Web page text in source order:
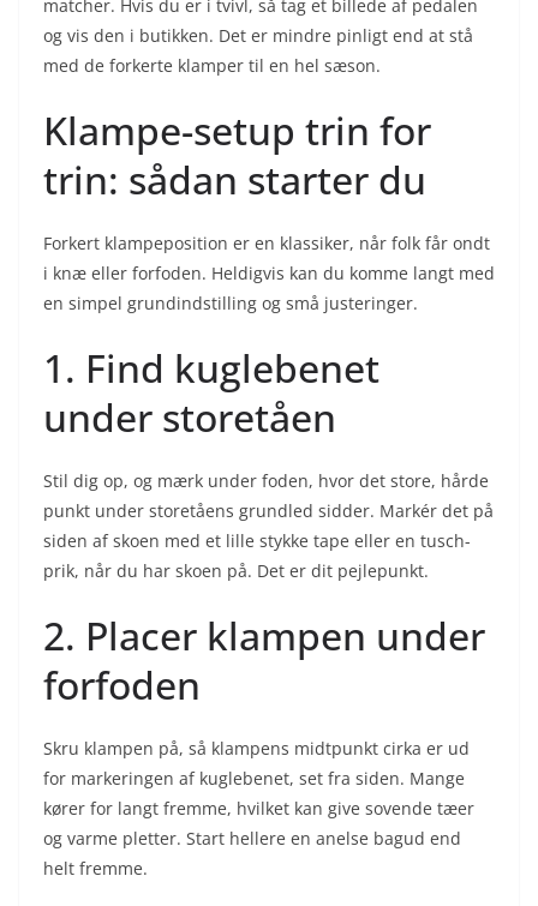
matcher. Hvis du er i tvivl, så tag et billede af pedalen
og vis den i butikken. Det er mindre pinligt end at stå
med de forkerte klamper til en hel sæson.
Klampe-setup trin for
trin: sådan starter du
Forkert klampeposition er en klassiker, når folk får ondt
i knæ eller forfoden. Heldigvis kan du komme langt med
en simpel grundindstilling og små justeringer.
1. Find kuglebenet
under storetåen
Stil dig op, og mærk under foden, hvor det store, hårde
punkt under storetåens grundled sidder. Markér det på
siden af skoen med et lille stykke tape eller en tusch-
prik, når du har skoen på. Det er dit pejlepunkt.
2. Placer klampen under
forfoden
Skru klampen på, så klampens midtpunkt cirka er ud
for markeringen af kuglebenet, set fra siden. Mange
kører for langt fremme, hvilket kan give sovende tæer
og varme pletter. Start hellere en anelse bagud end
helt fremme.